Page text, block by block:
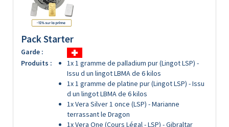
Pack Starter
Garde :
Produits :
1x 1 gramme de palladium pur (Lingot LSP) -
Issu d un lingot LBMA de 6 kilos
1x 1 gramme de platine pur (Lingot LSP) - Issu
d un lingot LBMA de 6 kilos
1x Vera Silver 1 once (LSP) - Marianne
terrassant le Dragon
1x Vera One (Cours Légal - LSP) - Gibraltar